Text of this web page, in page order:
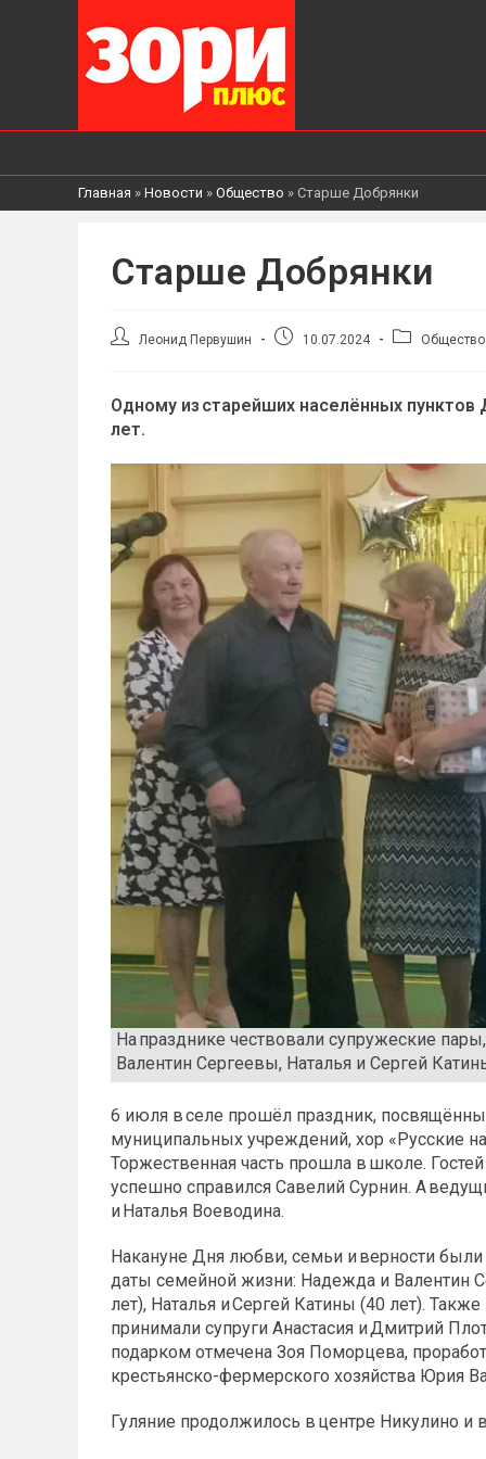
Главная » Новости » Общество » Старше Добрянки
Старше Добрянки
АвторЛеонид Первушин
Запись10.07.2024
РубрикаОбщество
Одному из старейших населённых пунктов
лет.
На празднике чествовали супружеские
Валентин Сергеевы, Наталья и Сергей
6 июля в селе прошёл праздник,
муниципальных учреждений, хор «Русские
Торжественная часть прошла в школе.
успешно справился Савелий Сурнин. А
и Наталья Воеводина.
Накануне Дня любви, семьи и верности
даты семейной жизни: Надежда и Валентин
лет), Наталья и Сергей Катины (40 лет).
принимали супруги Анастасия и Дмитрий
подарком отмечена Зоя Поморцева,
крестьянско-фермерского хозяйства Юрия
Гуляние продолжилось в центре Никулино и